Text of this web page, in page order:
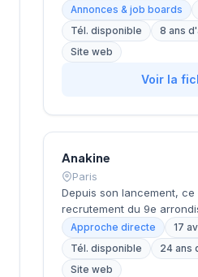
recrutement bénéficie
prestigieuse au cœur de la
rue de Bellechasse, il
entreprises dans leurs
approche personnalisée.
une excellente réputation
prestations de conseil en
Annonces & job boards
Tél. disponible
8 ans
Site web
Voir la
Anakine
Paris
Depuis son lancement,
recrutement du 9e
accompagne les
recherches de talents,
centrée sur les métiers du
Basée rue de Clichy dans
Approche directe
17
Tél. disponible
24 ans
Site web